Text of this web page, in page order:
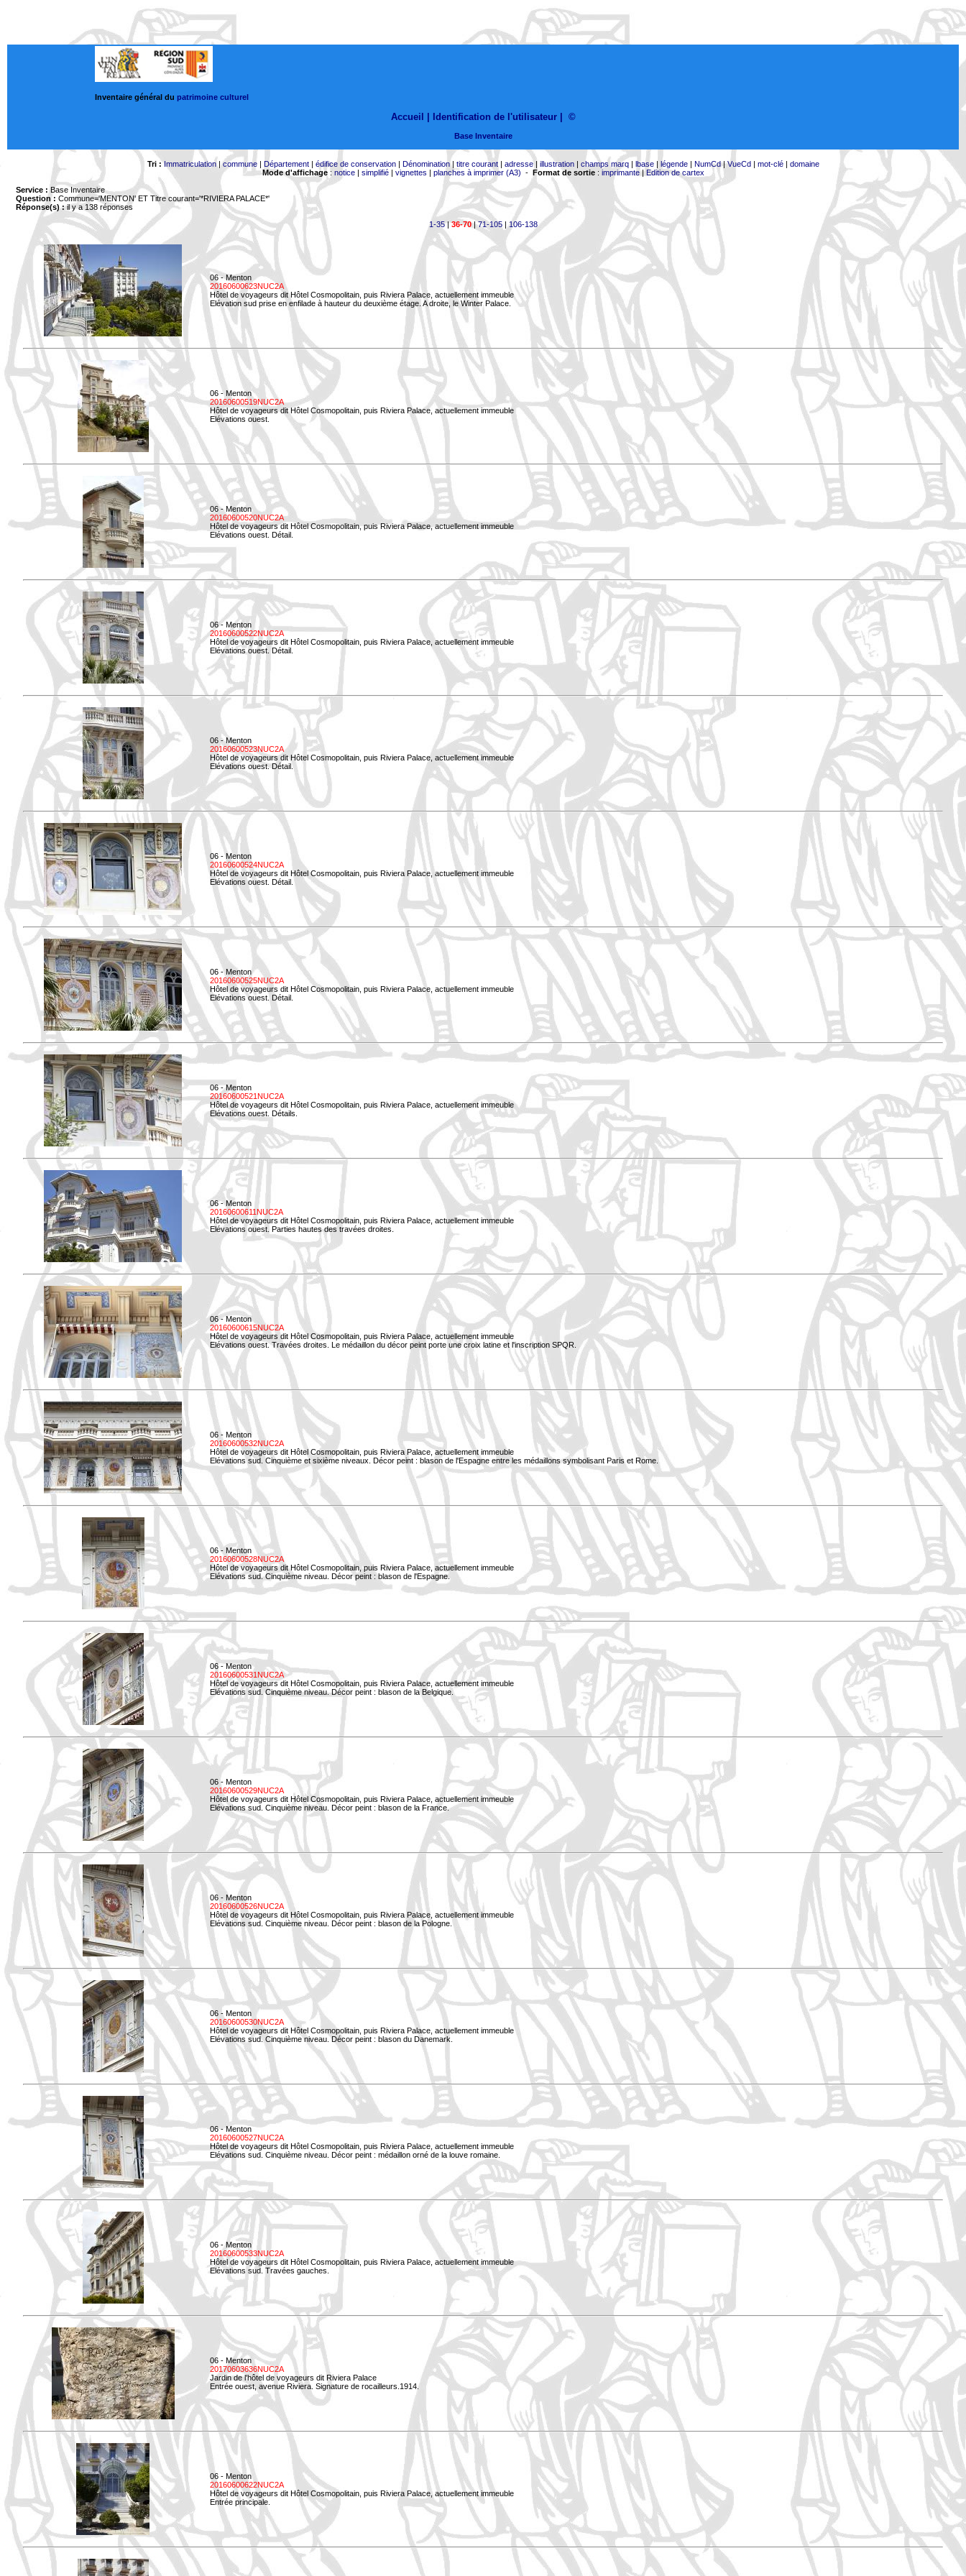
Inventaire général du patrimoine culturel
Accueil | Identification de l'utilisateur ©
Base Inventaire
Tri : Immatriculation|commune| Département| édifice de conservation| Dénomination| titre courant| adresse| illustration| champs marq| lbase| légende| NumCd|VueCd| mot-clé| domaine
Mode d'affichage: notice| simplifié| vignettes | planches à imprimer (A3) - Format de sortie: imprimante|Edition de cartex
Service : Base Inventaire
Question : Commune='MENTON' ET Titre courant='*RIVIERA PALACE*'
Réponse(s) :il y a 138 réponses
1-35|36-70|71-105| 106-138
06 - Menton
20160600623NUC2A
Hôtel de voyageurs dit Hôtel Cosmopolitain, puis Riviera Palace, actuellement immeuble
Elévation sud prise en enfilade à hauteur du deuxième étage. A droite, le Winter Palace.
06 - Menton
20160600519NUC2A
Hôtel de voyageurs dit Hôtel Cosmopolitain, puis Riviera Palace, actuellement immeuble
Elévations ouest.
06 - Menton
20160600520NUC2A
Hôtel de voyageurs dit Hôtel Cosmopolitain, puis Riviera Palace, actuellement immeuble
Elévations ouest. Détail.
06 - Menton
20160600522NUC2A
Hôtel de voyageurs dit Hôtel Cosmopolitain, puis Riviera Palace, actuellement immeuble
Elévations ouest. Détail.
06 - Menton
20160600523NUC2A
Hôtel de voyageurs dit Hôtel Cosmopolitain, puis Riviera Palace, actuellement immeuble
Elévations ouest. Détail.
06 - Menton
20160600524NUC2A
Hôtel de voyageurs dit Hôtel Cosmopolitain, puis Riviera Palace, actuellement immeuble
Elévations ouest. Détail.
06 - Menton
20160600525NUC2A
Hôtel de voyageurs dit Hôtel Cosmopolitain, puis Riviera Palace, actuellement immeuble
Elévations ouest. Détail.
06 - Menton
20160600521NUC2A
Hôtel de voyageurs dit Hôtel Cosmopolitain, puis Riviera Palace, actuellement immeuble
Elévations ouest. Détails.
06 - Menton
20160600611NUC2A
Hôtel de voyageurs dit Hôtel Cosmopolitain, puis Riviera Palace, actuellement immeuble
Elévations ouest. Parties hautes des travées droites.
06 - Menton
20160600615NUC2A
Hôtel de voyageurs dit Hôtel Cosmopolitain, puis Riviera Palace, actuellement immeuble
Elévations ouest. Travées droites. Le médaillon du décor peint porte une croix latine et l'inscription SPQR.
06 - Menton
20160600532NUC2A
Hôtel de voyageurs dit Hôtel Cosmopolitain, puis Riviera Palace, actuellement immeuble
Elévations sud. Cinquième et sixième niveaux. Décor peint : blason de l'Espagne entre les médaillons symbolisant Paris et Rome.
06 - Menton
20160600528NUC2A
Hôtel de voyageurs dit Hôtel Cosmopolitain, puis Riviera Palace, actuellement immeuble
Elévations sud. Cinquième niveau. Décor peint : blason de l'Espagne.
06 - Menton
20160600531NUC2A
Hôtel de voyageurs dit Hôtel Cosmopolitain, puis Riviera Palace, actuellement immeuble
Elévations sud. Cinquième niveau. Décor peint : blason de la Belgique.
06 - Menton
20160600529NUC2A
Hôtel de voyageurs dit Hôtel Cosmopolitain, puis Riviera Palace, actuellement immeuble
Elévations sud. Cinquième niveau. Décor peint : blason de la France.
06 - Menton
20160600526NUC2A
Hôtel de voyageurs dit Hôtel Cosmopolitain, puis Riviera Palace, actuellement immeuble
Elévations sud. Cinquième niveau. Décor peint : blason de la Pologne.
06 - Menton
20160600530NUC2A
Hôtel de voyageurs dit Hôtel Cosmopolitain, puis Riviera Palace, actuellement immeuble
Elévations sud. Cinquième niveau. Décor peint : blason du Danemark.
06 - Menton
20160600527NUC2A
Hôtel de voyageurs dit Hôtel Cosmopolitain, puis Riviera Palace, actuellement immeuble
Elévations sud. Cinquième niveau. Décor peint : médaillon orné de la louve romaine.
06 - Menton
20160600533NUC2A
Hôtel de voyageurs dit Hôtel Cosmopolitain, puis Riviera Palace, actuellement immeuble
Elévations sud. Travées gauches.
06 - Menton
20170603636NUC2A
Jardin de l'hôtel de voyageurs dit Riviera Palace
Entrée ouest, avenue Riviera. Signature de rocailleurs.1914.
06 - Menton
20160600622NUC2A
Hôtel de voyageurs dit Hôtel Cosmopolitain, puis Riviera Palace, actuellement immeuble
Entrée principale.